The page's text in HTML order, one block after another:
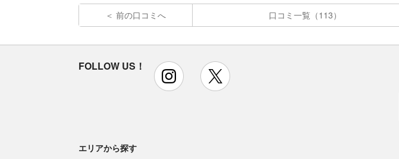
前の口コミへ 口コミ一覧（113）
FOLLOW US！ instagram
エリアから探す